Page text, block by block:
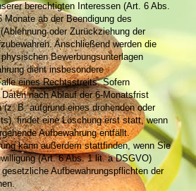
berechtigten Interessen (Art. 6 Abs.
ab der Beendigung des
oder Zurückziehung der
Anschließend werden die
Bewerbungsunterlagen
dient insbesondere
eines Rechtsstreits. Sofern
nach Ablauf der 6-Monatsfrist
(z. B. aufgrund eines drohenden oder
findet eine Löschung erst statt, wenn
Aufbewahrung entfällt.
kann außerdem stattfinden, wenn Sie
(Art. 6 Abs. 1 lit. a DSGVO)
Aufbewahrungspflichten der